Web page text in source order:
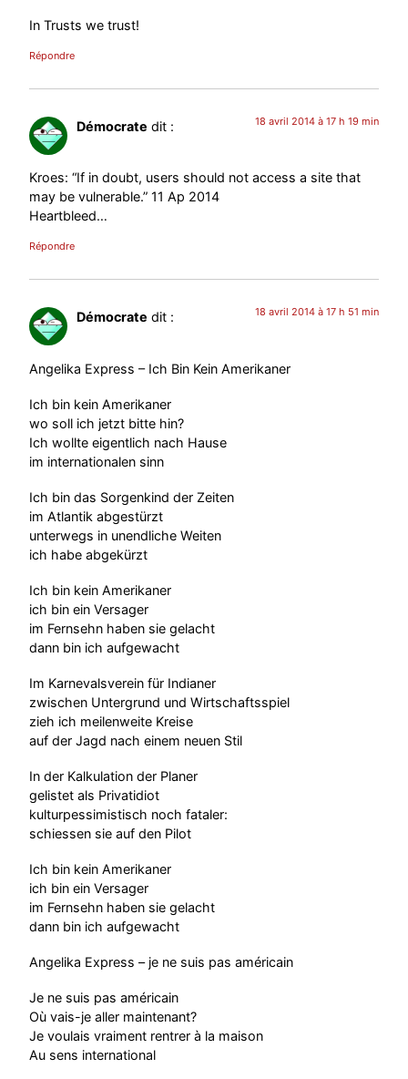
In Trusts we trust!
Répondre
Démocrate dit : 18 avril 2014 à 17 h 19 min
Kroes: “If in doubt, users should not access a site that
may be vulnerable.” 11 Ap 2014
Heartbleed…
Répondre
Démocrate dit : 18 avril 2014 à 17 h 51 min
Angelika Express – Ich Bin Kein Amerikaner
Ich bin kein Amerikaner
wo soll ich jetzt bitte hin?
Ich wollte eigentlich nach Hause
im internationalen sinn
Ich bin das Sorgenkind der Zeiten
im Atlantik abgestürzt
unterwegs in unendliche Weiten
ich habe abgekürzt
Ich bin kein Amerikaner
ich bin ein Versager
im Fernsehn haben sie gelacht
dann bin ich aufgewacht
Im Karnevalsverein für Indianer
zwischen Untergrund und Wirtschaftsspiel
zieh ich meilenweite Kreise
auf der Jagd nach einem neuen Stil
In der Kalkulation der Planer
gelistet als Privatidiot
kulturpessimistisch noch fataler:
schiessen sie auf den Pilot
Ich bin kein Amerikaner
ich bin ein Versager
im Fernsehn haben sie gelacht
dann bin ich aufgewacht
Angelika Express – je ne suis pas américain
Je ne suis pas américain
Où vais-je aller maintenant?
Je voulais vraiment rentrer à la maison
Au sens international